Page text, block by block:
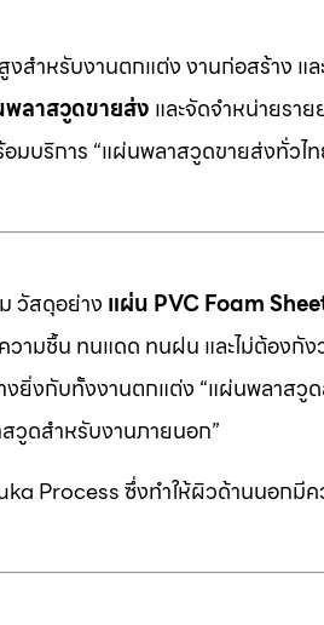
ำหรับงานตกแต่ง งานก่อสร้าง แล
ลาสวูดขายส่ง และจัดจำหน่ายรา
มบริการ “แผ่นพลาสวูดขายส่งทั่ว
วัสดุอย่าง แผ่น PVC Foam
มชื้น ทนแดด ทนฝน และไม่ต้องกัง
งยิ่งกับทั้งงานตกแต่ง “แผ่นพลาสวู
สวูดสำหรับงานภายนอก”
Process ซึ่งทำให้ผิวด้านนอกมีคว